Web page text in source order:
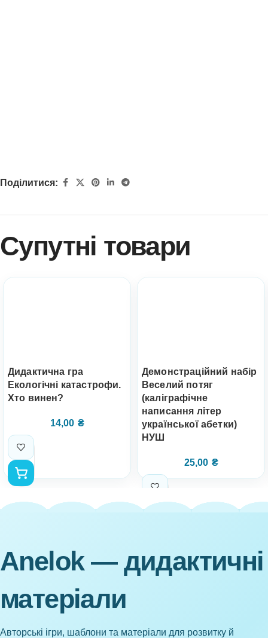
Поділитися:
Супутні товари
Дидактична гра
Екологічні катастрофи.
Хто винен?
14,00 ₴
Демонстраційний набір
Веселий потяг
(каліграфічне
написання літер
української абетки)
НУШ
25,00 ₴
Anelok — дидактичні
матеріали
Авторські ігри, шаблони та матеріали для розвитку й